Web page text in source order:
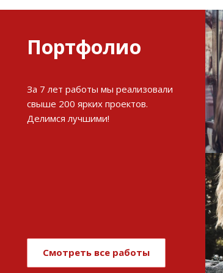
Портфолио
За 7 лет работы мы реализовали
свыше 200 ярких проектов.
Делимся лучшими!
Смотреть все работы